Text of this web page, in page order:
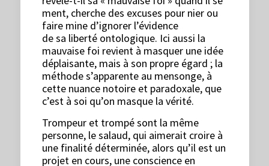
ment, cherche des excuses pour nier ou
faire mine d’ignorer l’évidence
de sa liberté ontologique. Ici aussi la
mauvaise foi revient à masquer une idée
déplaisante, mais à son propre égard ; la
méthode s’apparente au mensonge, à
cette nuance notoire et paradoxale, que
c’est à soi qu’on masque la vérité.
Trompeur et trompé sont la même
personne, le salaud, qui aimerait croire à
une finalité déterminée, alors qu’il est un
projet en cours, une conscience en